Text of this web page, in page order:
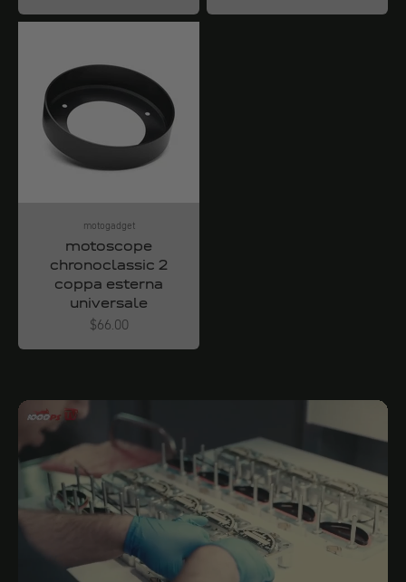
motogadget
motoscope
chronoclassic 2
coppa esterna
universale
Angebot
$66.00